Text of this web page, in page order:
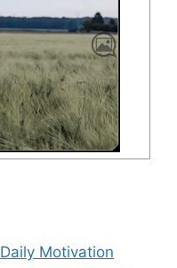
Daily Motivation